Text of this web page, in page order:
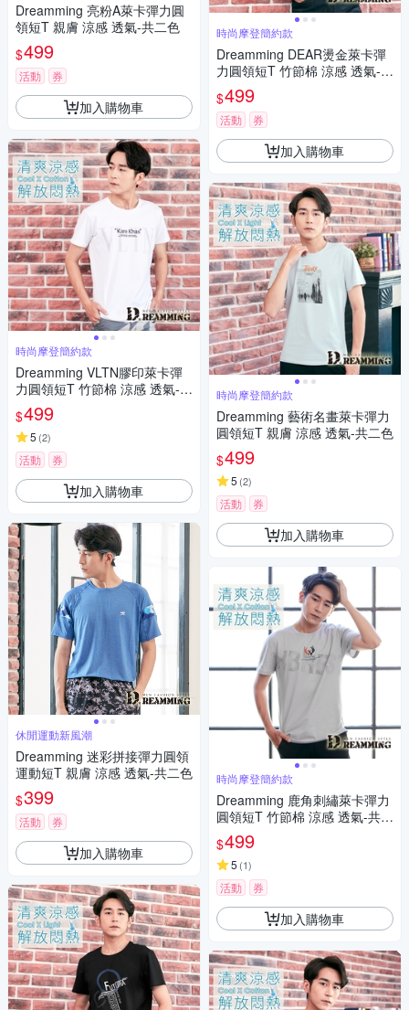
Dreamming 亮粉A萊卡彈力圓
領短T 親膚 涼感 透氣-共二色
$499
活動 券
加入購物車
時尚摩登簡約款
Dreamming VLTN膠印萊卡彈
力圓領短T 竹節棉 涼感 透氣-共
二色
$499
5 (2)
活動 券
加入購物車
休閒運動新風潮
Dreamming 迷彩拼接彈力圓領
運動短T 親膚 涼感 透氣-共二色
$399
活動 券
加入購物車
時尚摩登簡約款
Dreamming DEAR燙金萊卡彈
力圓領短T 竹節棉 涼感 透氣-共
二色
$499
活動 券
加入購物車
時尚摩登簡約款
Dreamming 藝術名畫萊卡彈力
圓領短T 親膚 涼感 透氣-共二色
$499
5 (2)
活動 券
加入購物車
時尚摩登簡約款
Dreamming 鹿角刺繡萊卡彈力
圓領短T 竹節棉 涼感 透氣-共二
$499
5 (1)
活動 券
加入購物車